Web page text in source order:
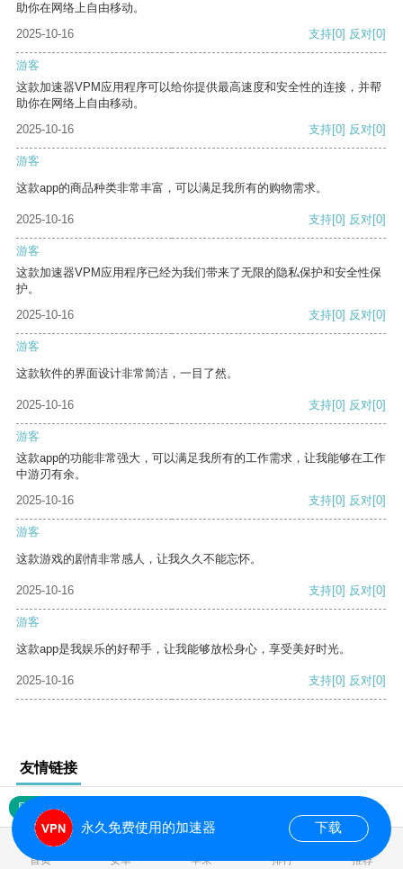
助你在网络上自由移动。
2025-10-16
支持[0] 反对[0]
游客
这款加速器VPM应用程序可以给你提供最高速度和安全性的连接，并帮
助你在网络上自由移动。
2025-10-16
支持[0] 反对[0]
游客
这款app的商品种类非常丰富，可以满足我所有的购物需求。
2025-10-16 支持[0] 反对[0]
游客
这款加速器VPM应用程序已经为我们带来了无限的隐私保护和安全性保
护。
2025-10-16
支持[0] 反对[0]
游客
这款软件的界面设计非常简洁，一目了然。
2025-10-16 支持[0] 反对[0]
游客
这款app的功能非常强大，可以满足我所有的工作需求，让我能够在工作
中游刃有余。
2025-10-16
支持[0] 反对[0]
游客
这款游戏的剧情非常感人，让我久久不能忘怀。
2025-10-16 支持[0] 反对[0]
游客
这款app是我娱乐的好帮手，让我能够放松身心，享受美好时光。
2025-10-16 支持[0] 反对[0]
友情链接
网站地图
首页 安卓 苹果 排行 推荐
永久免费使用的加速器 下载
0.022403s